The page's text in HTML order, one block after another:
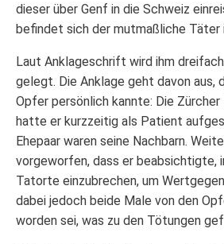
dieser über Genf in die Schweiz
befindet sich der mutmaßliche Täter
Laut Anklageschrift wird ihm
gelegt. Die Anklage geht davon aus,
Opfer persönlich kannte: Die
hatte er kurzzeitig als Patient
Ehepaar waren seine Nachbarn.
vorgeworfen, dass er beabsichtigte,
Tatorte einzubrechen, um
dabei jedoch beide Male von den
worden sei, was zu den Tötungen